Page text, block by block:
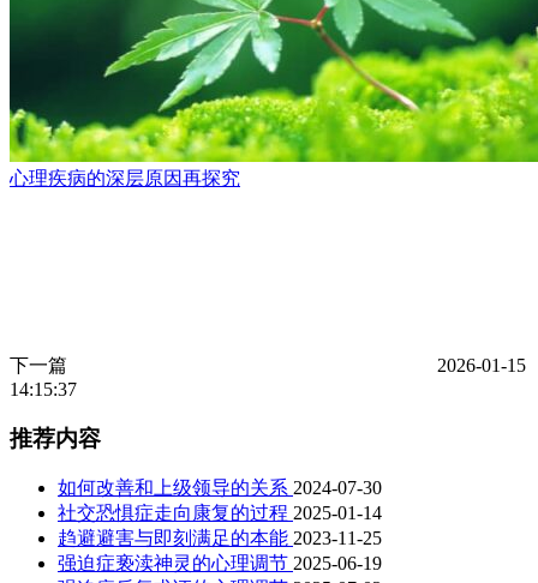
心理疾病的深层原因再探究
下一篇
2026-01-15
14:15:37
推荐内容
如何改善和上级领导的关系 2024-07-30
社交恐惧症走向康复的过程 2025-01-14
趋避避害与即刻满足的本能 2023-11-25
强迫症亵渎神灵的心理调节 2025-06-19